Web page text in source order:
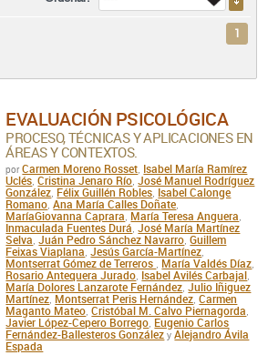
1
EVALUACIÓN PSICOLÓGICA
PROCESO, TÉCNICAS Y APLICACIONES EN
ÁREAS Y CONTEXTOS.
porCarmen Moreno Rosset Isabel María Ramírez
Uclés ,Cristina Jenaro Río José Manuel Rodríguez
González Félix Guillén Robles Isabel Calonge
Romano Ana María Calles Doñate
MaríaGiovanna Caprara María Teresa Anguera
Inmaculada Fuentes Durá José María Martínez
Selva Juán Pedro Sánchez Navarro ,Guillem
Feixas Viaplana Jesús García-Martínez
Montserrat Gómez de Terreros María Valdés Díaz
Rosario Antequera Jurado Isabel Avilés Carbajal
María Dolores Lanzarote Fernández Julio Iñiguez
Martínez Montserrat Peris Hernández ,Carmen
Maganto Mateo ,Cristóbal M. Calvo Piernagorda
Javier López-Cepero Borrego Eugenio Carlos
Fernández-Ballesteros González y Alejandro Ávila
Espada